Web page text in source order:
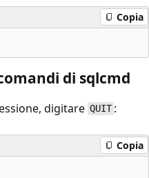
Copia
di sqlcmd
digitareQUIT:
Copia